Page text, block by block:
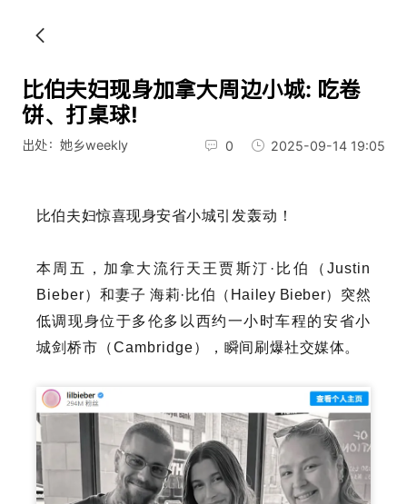
比伯夫妇现身加拿大周边小城: 吃卷
饼、打桌球!
出处：她乡weekly 0 2025-09-14 19:05
比伯夫妇惊喜现身安省小城引发轰动！
本周五， 加拿大流行天王贾斯汀·比伯（Justin
Bieber）和妻子 海莉·比伯（Hailey Bieber）突然
低调现身位于多伦多以西约一小时车程的安省小
城剑桥市（Cambridge）， 瞬间刷爆社交媒体。